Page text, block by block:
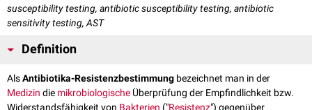
susceptibility testing, antibiotic susceptibility testing, antibiotic
sensitivity testing, AST
Definition
AlsAntibiotika-Resistenzbestimmung bezeichnet man in der
Medizin die mikrobiologische Überprüfung der Empfindlichkeit bzw.
Widerstandsfähigkeit von Bakterien ("Resistenz") gegenüber